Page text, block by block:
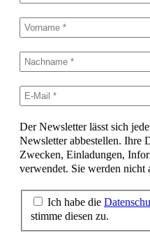
Der Newsletter lässt sich
Newsletter abbestellen. Ihre
Zwecken, Einladungen,
verwendet. Sie werden nicht
Ich habe die
stimme diesen zu.